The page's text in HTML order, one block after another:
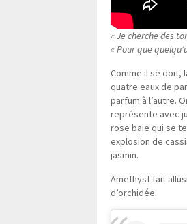
« Je cherche des
« Pour que
Comme il se doit,
quatre eaux de
parfum à l’autre.
représente avec
rose baie qui se
explosion de
jasmin.
Amethyst fait
d’orchidée.